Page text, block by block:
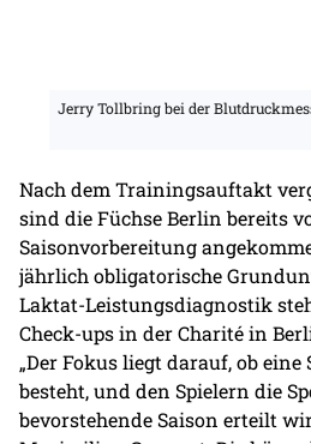
Jerry Tollbring bei der
Nach dem Trainingsauftakt
sind die Füchse Berlin bereits
Saisonvorbereitung
jährlich obligatorische
Laktat-Leistungsdiagnostik
Check-ups in der Charité in
„Der Fokus liegt darauf, ob
besteht, und den Spielern die
bevorstehende Saison erteilt